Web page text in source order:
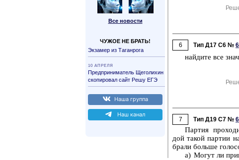
Все но­во­сти
ЧУЖОЕ НЕ БРАТЬ!
Эк­за­мер из Та­ган­ро­га
10 АП­РЕ­ЛЯ
Пред­при­ни­ма­тель Ще­го­ли­хин
ско­пи­ро­вал сайт Решу ЕГЭ
Наша груп­па
Наш канал
6 Тип Д17 C6 №
най­ди­те все
7 Тип Д19 C7 №
Пар­тия
дой такой пар­тии
бра­ли боль­ше
а) Могут ли